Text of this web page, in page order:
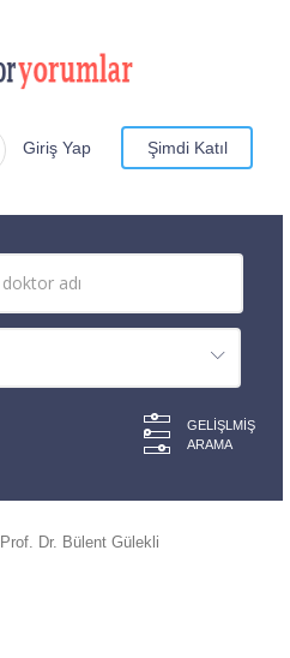
Giriş Yap Şimdi Katıl
GELIŞLMIŞ
ARAMA
Prof. Dr. Bülent Gülekli